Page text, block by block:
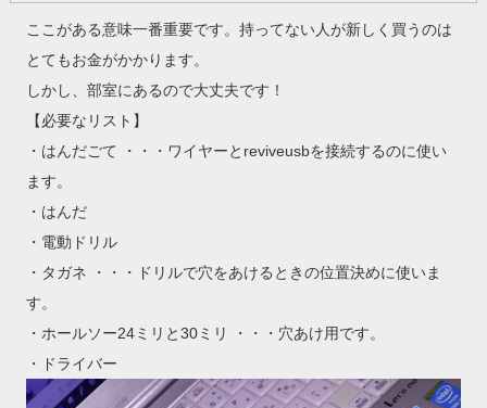
ここがある意味一番重要です。持ってない人が新しく買うのは
とてもお金がかかります。
しかし、部室にあるので大丈夫です！
【必要なリスト】
・はんだごて ・・・ワイヤーとreviveusbを接続するのに使い
ます。
・はんだ
・電動ドリル
・タガネ ・・・ドリルで穴をあけるときの位置決めに使いま
す。
・ホールソー24ミリと30ミリ ・・・穴あけ用です。
・ドライバー